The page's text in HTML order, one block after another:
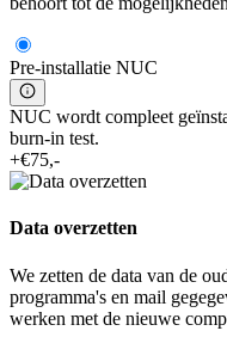
Pre-installatie NUC
NUC wordt compleet
burn-in test.
+€75,-
Data overzetten
We zetten de data van de
programma's en mail
werken met de nieuwe